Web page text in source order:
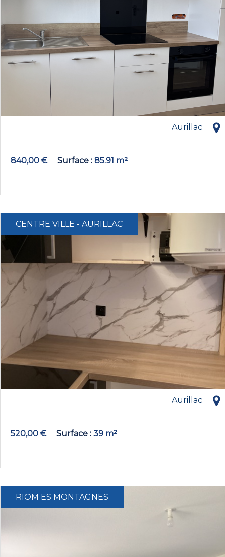
Aurillac
840,00 € Surface 85.91 m²
CENTRE VILLE - AURILLAC
Aurillac
520,00 € Surface 39 m²
RIOM ES MONTAGNES